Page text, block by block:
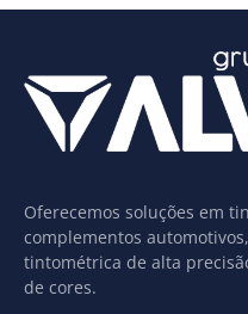
Oferecemos soluções em
complementos
tintométrica de alta
de cores.